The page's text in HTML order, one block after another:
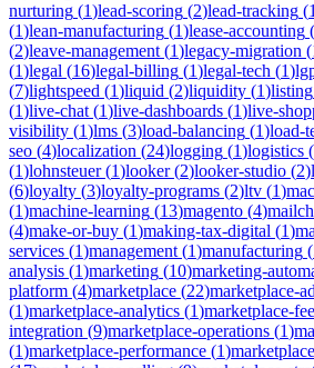
nurturing (1)lead-scoring (2)lead-tracking (1
(1)lean-manufacturing (1)lease-accounting (
(2)leave-management (1)legacy-migration (
(1)legal (16)legal-billing (1)legal-tech (1)
(7)lightspeed (1)liquid (2)liquidity (1)listing
(1)live-chat (1)live-dashboards (1)live-
visibility (1)lms (3)load-balancing (1)load-
seo (4)localization (24)logging (1)logistics (
(1)lohnsteuer(1)looker(2)looker-studio (2)
(6)loyalty (3)loyalty-programs (2)ltv (1)
(1)machine-learning (13)magento (4)
(4)make-or-buy (1)making-tax-digital (1)
services (1)management (1)manufacturing (
analysis (1)marketing (10)marketing-
platform (4)marketplace (22)marketplace-
(1)marketplace-analytics (1)marketplace-
integration (9)marketplace-operations (1)
(1)marketplace-performance (1)